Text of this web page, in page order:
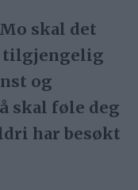
skal det
tilgjengelig
og
skal føle deg
har besøkt